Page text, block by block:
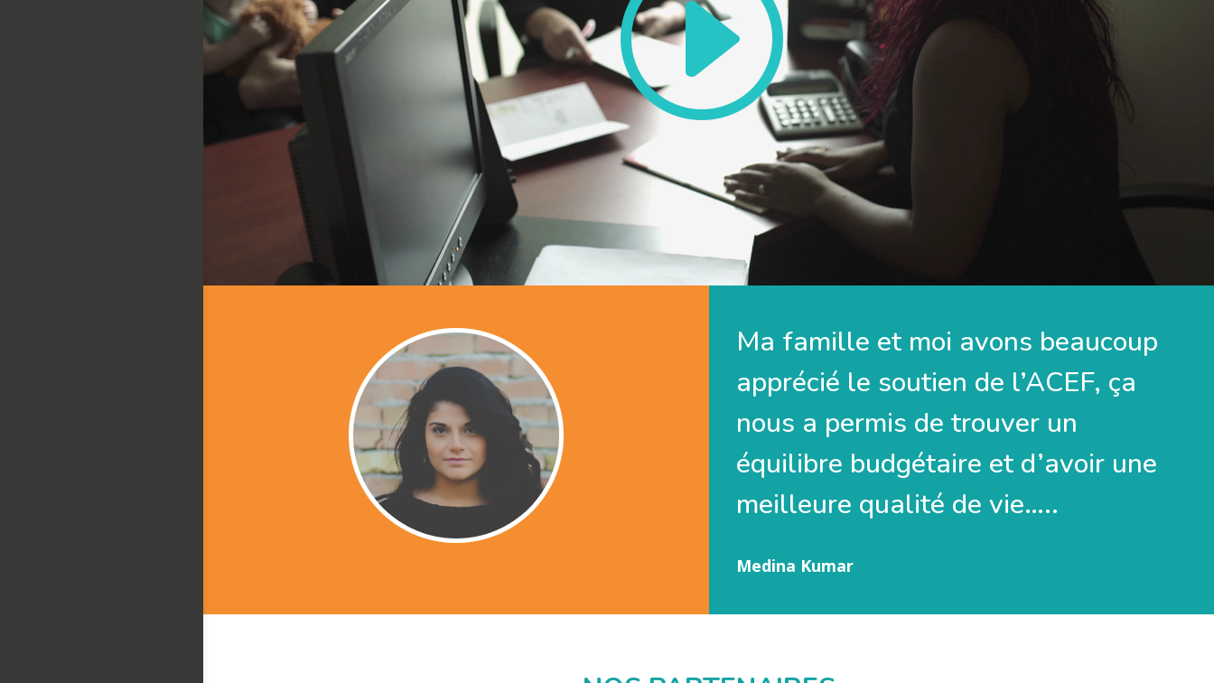
Ma famille et moi avons beaucoup
apprécié le soutien de l’ACEF, ça
nous a permis de trouver un
équilibre budgétaire et d’avoir une
meilleure qualité de vie…..
Medina Kumar